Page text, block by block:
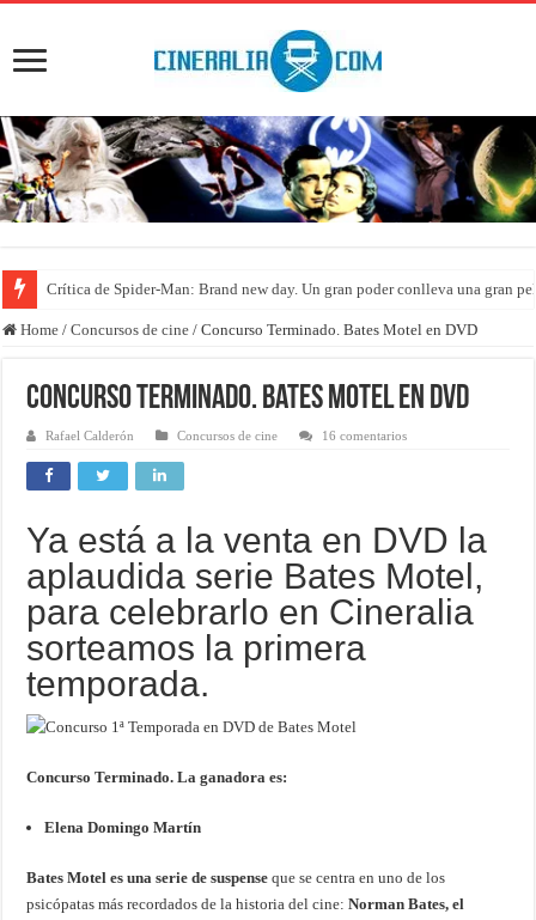
Crítica de Spider-Man: Brand new day. Un gran poder conlleva una gran
Home / Concursos de cine / Concurso Terminado. Bates Motel en DVD
Concurso Terminado. Bates Motel en DVD
Rafael Calderón Concursos de cine 16 comentarios
Ya está a la venta en DVD la
aplaudida serie Bates Motel,
para celebrarlo en Cineralia
sorteamos la primera
temporada.
Concurso Terminado. La ganadora es:
Elena Domingo Martín
Bates Motel es una serie de suspense que se centra en uno de los
psicópatas más recordados de la historia del cine:Norman Bates, el